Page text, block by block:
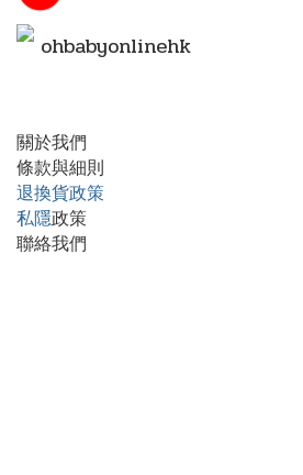
ohbabyonlinehk
關於我們
條款與細則
退換貨政策
私隱政策
聯絡我們